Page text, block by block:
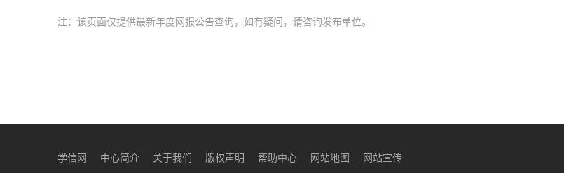
注：该页面仅提供最新年度网报公告查询，如有疑问，请咨询发布单位。
学信网 中心简介 关于我们 版权声明 帮助中心 网站地图 网站宣传